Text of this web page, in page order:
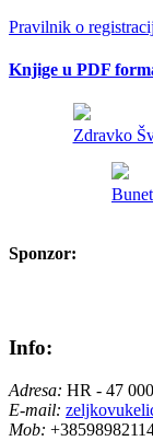
Pravilnik o
Knjige u PDF
Zdravko
Sponzor:
Info:
Adresa: HR - 47
E-mail:
Mob: